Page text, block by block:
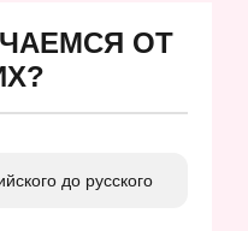
ОТ
до русского